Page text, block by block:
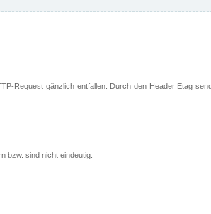
Request gänzlich entfallen. Durch den Header Etag
bzw. sind nicht eindeutig.